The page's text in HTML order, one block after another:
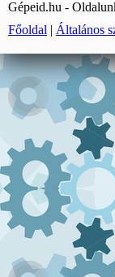
Gépeid.hu -
Főoldal | Általános